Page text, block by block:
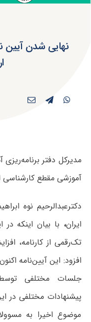
نهایی شدن آیین
مدیرکل دفتر
آموزشی مقطع کارشناسی
دکترعبدالرحیم نوه
ایران، با بیان اینکه
تک‌رقمی از کارنامه،
افزود: این آیین‌نامه
جلسات مختلفی
پیشنهادات مختلفی
موضوع اخیرا به